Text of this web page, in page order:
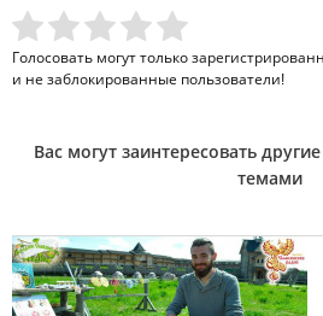
Голосовать могут только
и не заблокированные пользователи!
Вас могут заинтересовать
темами